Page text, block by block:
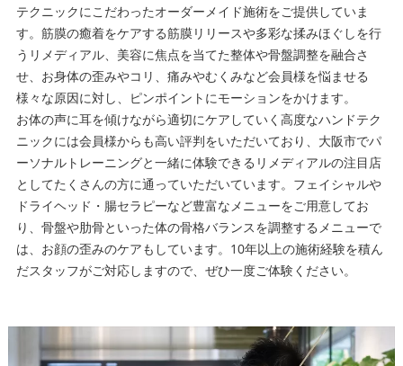
テクニックにこだわったオーダーメイド施術をご提供していま
す。筋膜の癒着をケアする筋膜リリースや多彩な揉みほぐしを行
うリメディアル、美容に焦点を当てた整体や骨盤調整を融合さ
せ、お身体の歪みやコリ、痛みやむくみなど会員様を悩ませる
様々な原因に対し、ピンポイントにモーションをかけます。
お体の声に耳を傾けながら適切にケアしていく高度なハンドテク
ニックには会員様からも高い評判をいただいており、大阪市でパ
ーソナルトレーニングと一緒に体験できるリメディアルの注目店
としてたくさんの方に通っていただいています。フェイシャルや
ドライヘッド・腸セラピーなど豊富なメニューをご用意してお
り、骨盤や肋骨といった体の骨格バランスを調整するメニューで
は、お顔の歪みのケアもしています。10年以上の施術経験を積ん
だスタッフがご対応しますので、ぜひ一度ご体験ください。